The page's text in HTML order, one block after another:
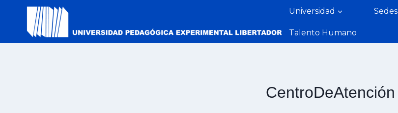
Universidad Sedes
Talento Humano
CentroDeAtención